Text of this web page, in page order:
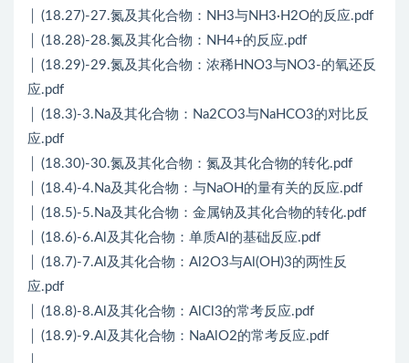
│ (18.27)-27.氮及其化合物：NH3与NH3·H2O的反应.pdf
│ (18.28)-28.氮及其化合物：NH4+的反应.pdf
│ (18.29)-29.氮及其化合物：浓稀HNO3与NO3-的氧还反
应.pdf
│ (18.3)-3.Na及其化合物：Na2CO3与NaHCO3的对比反
应.pdf
│ (18.30)-30.氮及其化合物：氮及其化合物的转化.pdf
│ (18.4)-4.Na及其化合物：与NaOH的量有关的反应.pdf
│ (18.5)-5.Na及其化合物：金属钠及其化合物的转化.pdf
│ (18.6)-6.Al及其化合物：单质Al的基础反应.pdf
│ (18.7)-7.Al及其化合物：Al2O3与Al(OH)3的两性反
应.pdf
│ (18.8)-8.Al及其化合物：AlCl3的常考反应.pdf
│ (18.9)-9.Al及其化合物：NaAlO2的常考反应.pdf